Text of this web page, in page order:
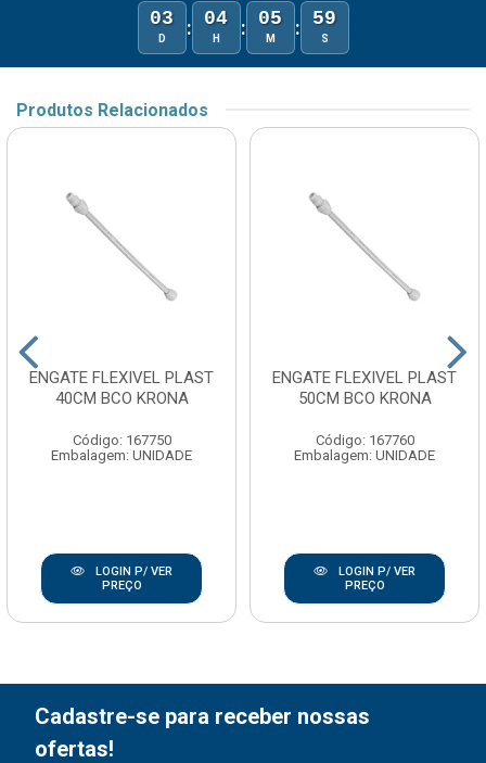
03
D : 04
H : 05
M : 59
S
Produtos Relacionados
ENGATE FLEXIVEL PLAST
40CM BCO KRONA
Código: 167750
Embalagem: UNIDADE
LOGIN P/ VER
PREÇO
ENGATE FLEXIVEL PLAST
50CM BCO KRONA
Código: 167760
Embalagem: UNIDADE
LOGIN P/ VER
PREÇO
Cadastre-se para receber nossas
ofertas!